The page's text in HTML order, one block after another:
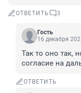
ОТВЕТИТЬ 3
Гость
16 декабря
Так то оно так,
согласие на
ОТВЕТИТЬ